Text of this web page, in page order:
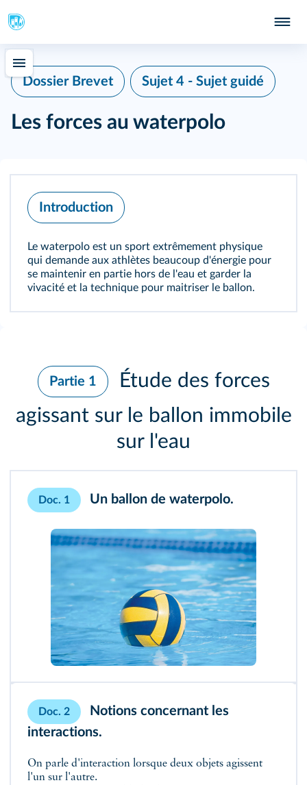
Dossier Brevet Sujet 4 - Sujet guidé
Les forces au waterpolo
Introduction
Le waterpolo est un sport extrêmement physique
qui demande aux athlètes beaucoup d'énergie pour
se maintenir en partie hors de l'eau et garder la
vivacité et la technique pour maitriser le ballon.
Partie 1
Étude des forces
agissant sur le ballon immobile
sur l'eau
Doc. 1 Un ballon de waterpolo.
Doc. 2
Notions concernant les
interactions.
On parle d'interaction lorsque deux objets agissent
l'un sur l'autre.